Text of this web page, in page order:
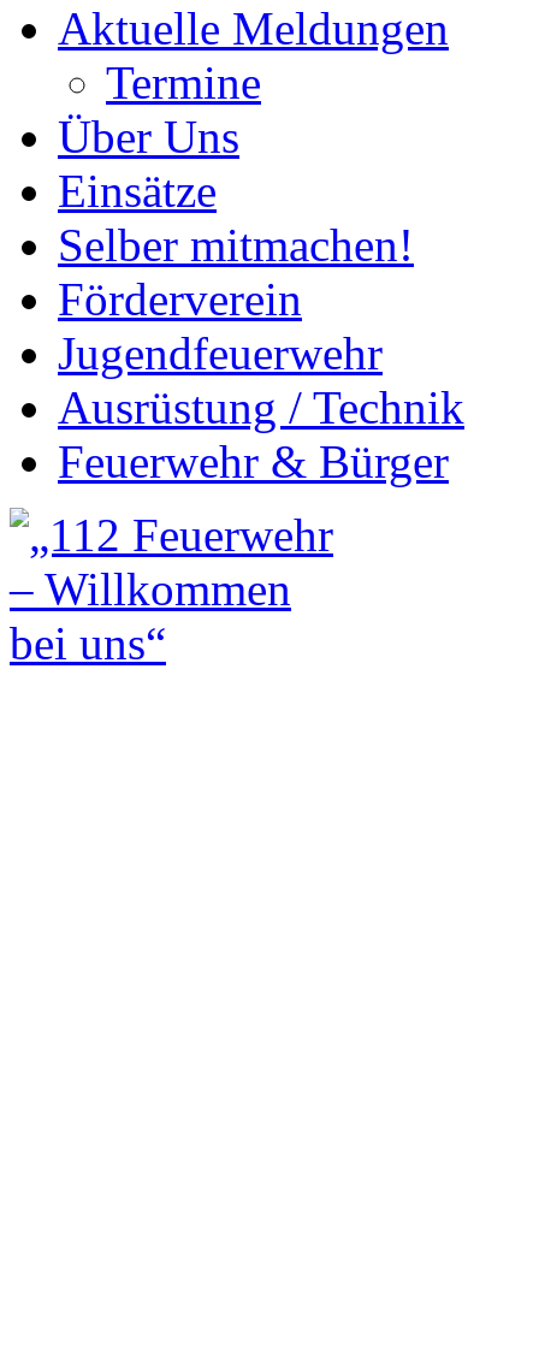
Aktuelle Meldungen
Termine
Über Uns
Einsätze
Selber mitmachen!
Förderverein
Jugendfeuerwehr
Ausrüstung / Technik
Feuerwehr & Bürger